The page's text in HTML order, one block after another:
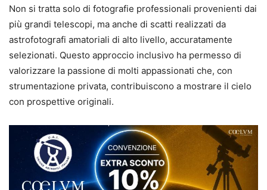
Non si tratta solo di fotografie professionali provenienti dai
più grandi telescopi, ma anche di scatti realizzati da
astrofotografi amatoriali di alto livello, accuratamente
selezionati. Questo approccio inclusivo ha permesso di
valorizzare la passione di molti appassionati che, con
strumentazione privata, contribuiscono a mostrare il cielo
con prospettive originali.